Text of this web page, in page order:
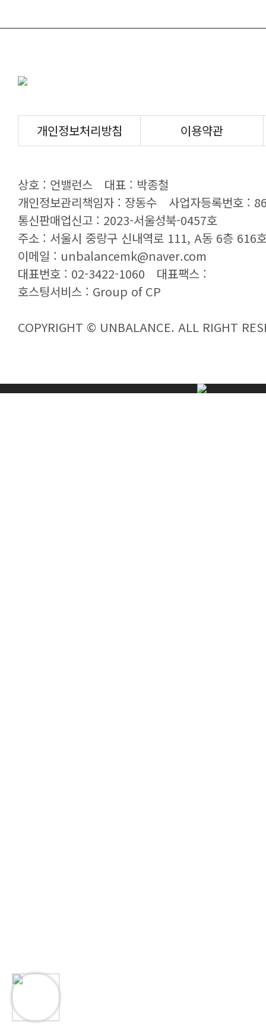
개인정보처리방침 이용약관
상호 : 언밸런스
대표 : 박종철
개인정보관리책임자 : 장동수
사업자등록번호 :
통신판매업신고 : 2023-서울성북-0457호
주소 : 서울시 중랑구 신내역로 111, A동 6층 616
이메일 : unbalancemk@naver.com
대표번호 : 02-3422-1060
대표팩스 :
호스팅서비스 : Group of CP
COPYRIGHT © UNBALANCE. ALL RIGHT